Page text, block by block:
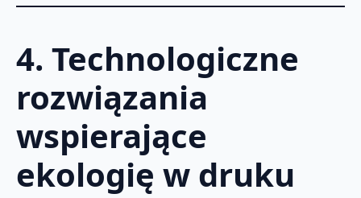
4. Technologiczne
rozwiązania
wspierające
ekologię w druku